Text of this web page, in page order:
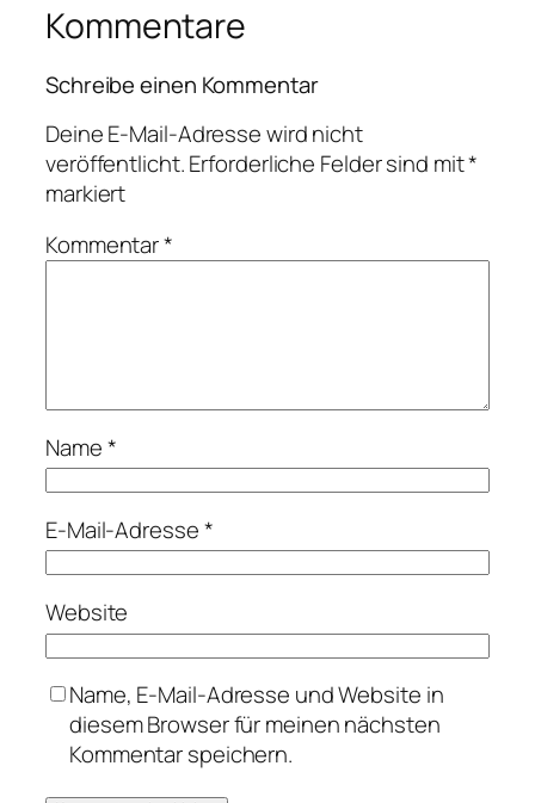
Kommentare
Schreibe einen Kommentar
Deine E-Mail-Adresse wird nicht
veröffentlicht.Erforderliche Felder sind mit*
markiert
Kommentar*
Name*
E-Mail-Adresse*
Website
Name, E-Mail-Adresse und Website in
diesem Browser für meinen nächsten
Kommentar speichern.